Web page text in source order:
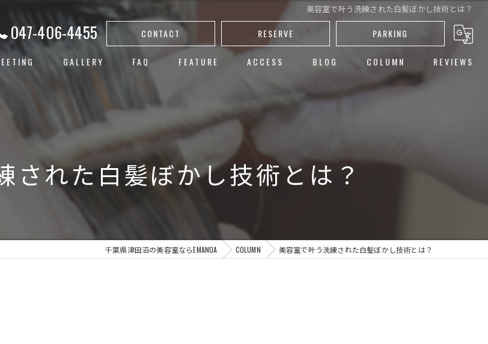
美容室で叶う洗練された白髪ぼかし技術とは？
047-406-4455 CONTACT RESERVE PARKING
GALLERY FAQ FEATURE
ハイライト
ヘアカラー
レイヤーカット
ACCESS BLOG COLUMN REVIEWS
された白髪ぼかし技術とは？
千葉県津田沼の美容室ならEMANOA COLUMN 美容室で叶う洗練された白髪ぼかし技術とは？